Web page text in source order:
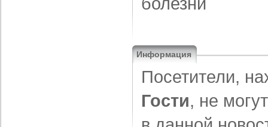
Информация
Посетители,
Гости, не